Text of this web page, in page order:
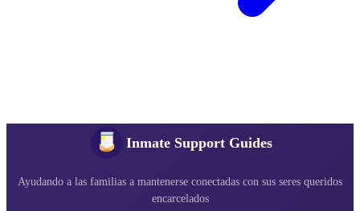
Inmate Support Guides
Ayudando a las familias a mantenerse conectadas con sus seres queridos
encarcelados